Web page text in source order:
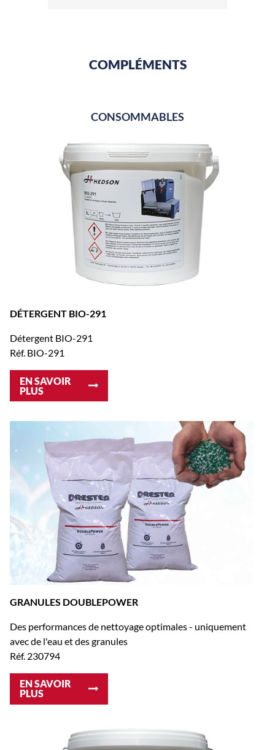
l'air non inclus).
lbs) de granules DoublePower,
COMPLÉMENTS
CONSOMMABLES
DÉTERGENT BIO-291
Détergent BIO-291
Réf. BIO-291
EN SAVOIR
PLUS
GRANULES DOUBLEPOWER
Des performances de nettoyage optimales - uniquement
avec de l'eau et des granules
Réf. 230794
EN SAVOIR
PLUS